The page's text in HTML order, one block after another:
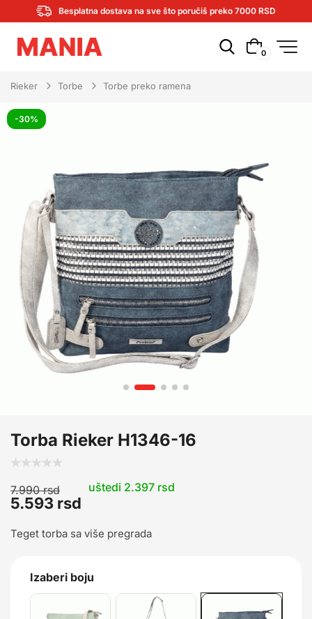
Besplatna dostava na sve što poručiš preko 7000 RSD
0
Rieker Torbe Torbe preko ramena
-30%
Torba Rieker H1346-16
5.593 rsd
7.990rsd uštedi 2.397 rsd
Teget torba sa više pregrada
Izaberi boju